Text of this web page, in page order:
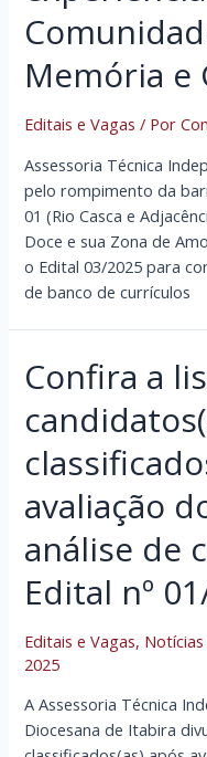
Memória e
Editais e Vagas / Por
Assessoria Técnica
pelo rompimento da
01 (Rio Casca e
Doce e sua Zona de
o Edital 03/2025 para
de banco de currículos
Confira a
avaliação
análise de
Edital nº
Editais e Vagas, Notícias
2025
A Assessoria Técnica
Diocesana de Itabira